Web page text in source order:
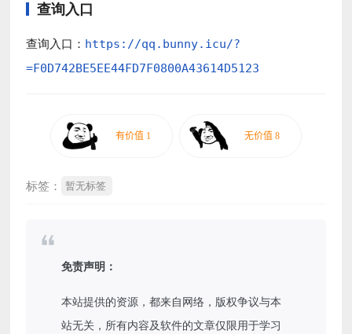
查询入口
查询入口： https://qq.bunny.icu/?
=F0D742BE5EE44FD7F0800A43614D5123
标签： 暂无标签
免责声明：
本站提供的资源，都来自网络，版权争议与本
站无关，所有内容及软件的文章仅限用于学习